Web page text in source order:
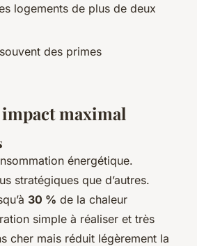
logements de plus de deux
des primes
maximal
énergétique.
stratégiques que d’autres.
30 % de la chaleur
simple à réaliser et très
cher mais réduit légèrement la